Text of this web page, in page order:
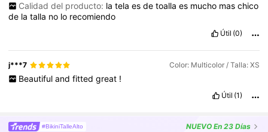
Calidad del producto: la tela es de toalla es mucho mas chico
de latalla no lo recomiendo
Útil (0)
j***7 Color: Multicolor / Talla: XS
Beautiful and fitted great !
Útil (1)
#BikiniTalleAlto NUEVO En 23 Días